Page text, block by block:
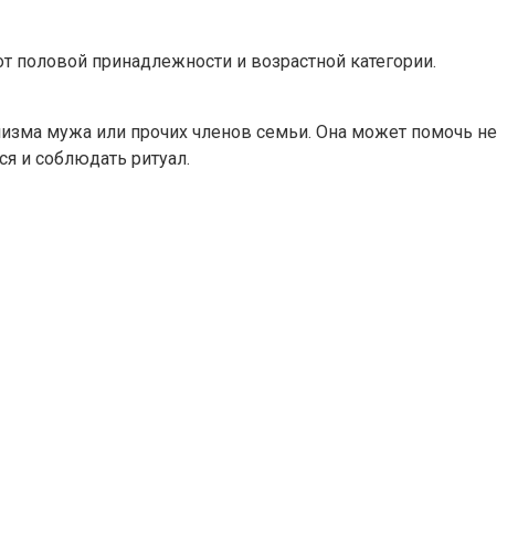
половой принадлежности и возрастной категории.
мужа или прочих членов семьи. Она может помочь не
и соблюдать ритуал.